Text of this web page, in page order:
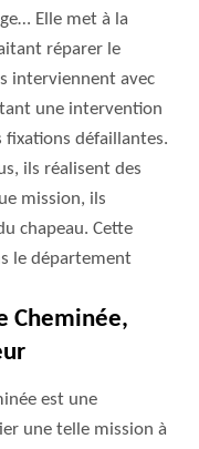
Elle met à la
réparer le
interviennent avec
une intervention
fixations défaillantes.
ils réalisent des
mission, ils
chapeau. Cette
le département
Cheminée,
est une
une telle mission à